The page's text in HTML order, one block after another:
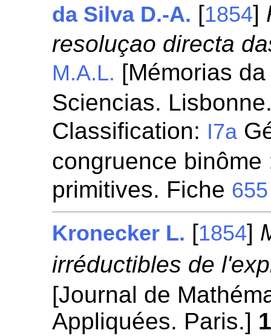
da Silva D.-A. [1854]
resoluçao directa
M.A.L. [Mémorias
Sciencias.
Classification: I7a
congruence
primitives. Fiche 655
Kronecker L. [1854]
irréductibles de
[Journal de
Appliquées. Paris.]